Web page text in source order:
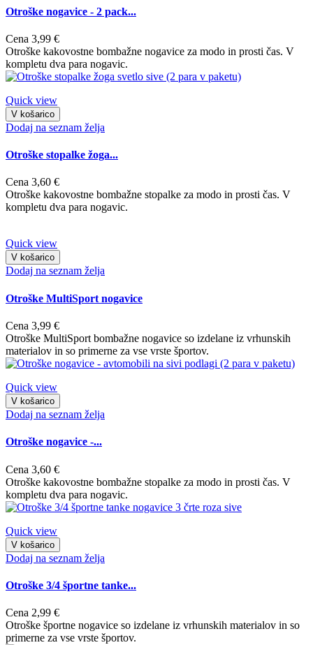
Otroške nogavice - 2 pack...
Cena 3,99 €
Otroške kakovostne bombažne nogavice za modo in prosti čas. V
kompletu dva para nogavic.
Quick view
V košarico
Dodaj na seznam želja
Otroške stopalke žoga...
Cena 3,60 €
Otroške kakovostne bombažne stopalke za modo in prosti čas. V
kompletu dva para nogavic.
Quick view
V košarico
Dodaj na seznam želja
Otroške MultiSport nogavice
Cena 3,99 €
Otroške MultiSport bombažne nogavice so izdelane iz vrhunskih
materialov in so primerne za vse vrste športov.
Quick view
V košarico
Dodaj na seznam želja
Otroške nogavice -...
Cena 3,60 €
Otroške kakovostne bombažne stopalke za modo in prosti čas. V
kompletu dva para nogavic.
Quick view
V košarico
Dodaj na seznam želja
Otroške 3/4 športne tanke...
Cena 2,99 €
Otroške športne nogavice so izdelane iz vrhunskih materialov in so
primerne za vse vrste športov.